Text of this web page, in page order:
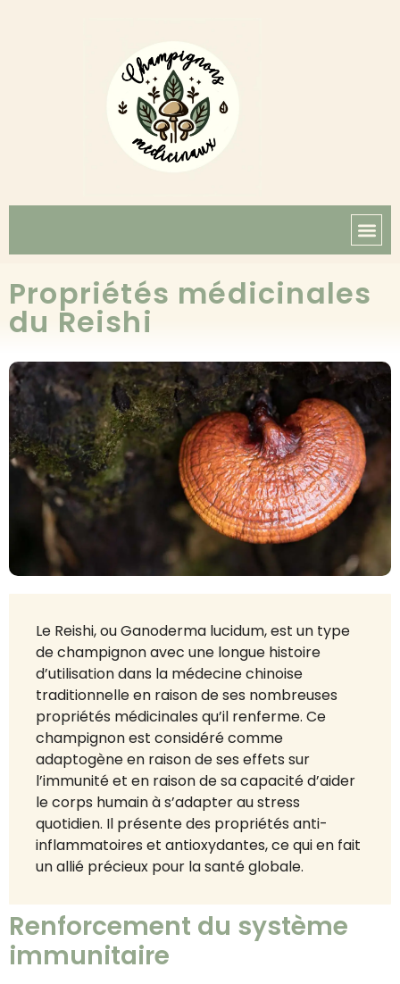
Propriétés médicinales
du Reishi
Le Reishi, ou Ganoderma lucidum, est un type
de champignon avec une longue histoire
d’utilisation dans la médecine chinoise
traditionnelle en raison de ses nombreuses
propriétés médicinales qu’il renferme. Ce
champignon est considéré comme
adaptogène en raison de ses effets sur
l’immunité et en raison de sa capacité d’aider
le corps humain à s’adapter au stress
quotidien. Il présente des propriétés anti-
inflammatoires et antioxydantes, ce qui en fait
un allié précieux pour la santé globale.
Renforcement du système
immunitaire